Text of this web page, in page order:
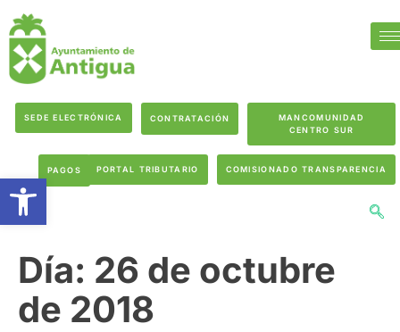
SEDE ELECTRÓNICA CONTRATACIÓN
MANCOMUNIDAD
CENTRO SUR
PAGOS PORTAL TRIBUTARIO COMISIONADO TRANSPARENCIA
Día: 26 de octubre
de 2018
Abrir barra de herramientas